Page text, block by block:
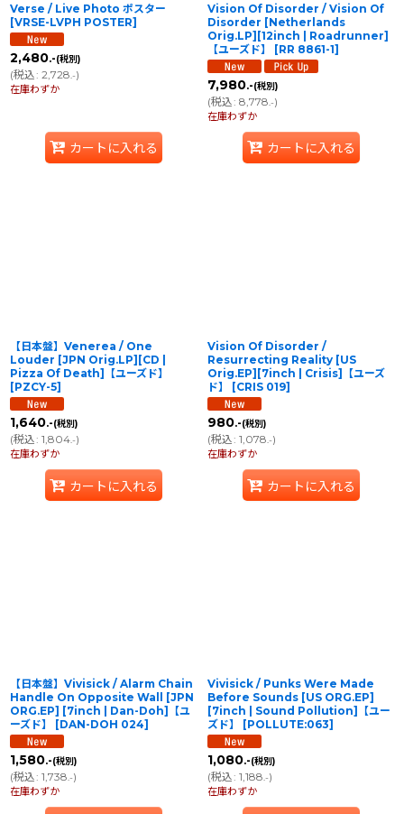
Verse / Live Photo ポスター
[VRSE-LVPH POSTER]
2,480.-(税別)
(税込: 2,728.-)
在庫わずか
カートに入れる
Vision Of Disorder / Vision Of
Disorder [Netherlands
Orig.LP][12inch | Roadrunner]
【ユーズド】
[RR 8861-1]
7,980.-(税別)
(税込: 8,778.-)
在庫わずか
カートに入れる
【日本盤】Venerea / One
Louder [JPN Orig.LP][CD |
Pizza Of Death]【ユーズド】
[PZCY-5]
1,640.-(税別)
(税込: 1,804.-)
在庫わずか
カートに入れる
Vision Of Disorder /
Resurrecting Reality [US
Orig.EP][7inch | Crisis]【ユーズ
ド】
[CRIS 019]
980.-(税別)
(税込: 1,078.-)
在庫わずか
カートに入れる
【日本盤】Vivisick / Alarm Chain
Handle On Opposite Wall [JPN
ORG.EP] [7inch | Dan-Doh]【ユ
ーズド】
[DAN-DOH 024]
1,580.-(税別)
(税込: 1,738.-)
在庫わずか
Vivisick / Punks Were Made
Before Sounds [US ORG.EP]
[7inch | Sound Pollution]【ユー
ズド】
[POLLUTE:063]
1,080.-(税別)
(税込: 1,188.-)
在庫わずか